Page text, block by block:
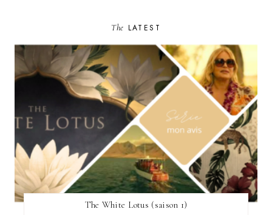
The LATEST
The White Lotus (saison 1)